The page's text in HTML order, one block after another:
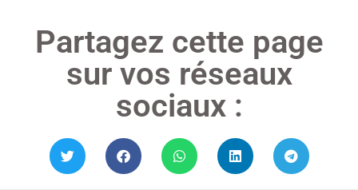
Partagez cette page
sur vos réseaux
sociaux :